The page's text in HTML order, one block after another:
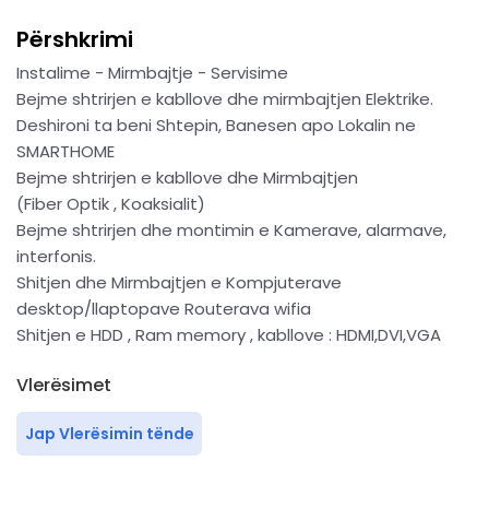
Përshkrimi
Instalime - Mirmbajtje - Servisime
Bejme shtrirjen e kabllove dhe mirmbajtjen Elektrike.
Deshironi ta beni Shtepin, Banesen apo Lokalin ne
SMARTHOME
Bejme shtrirjen e kabllove dhe Mirmbajtjen
(Fiber Optik , Koaksialit)
Bejme shtrirjen dhe montimin e Kamerave, alarmave,
interfonis.
Shitjen dhe Mirmbajtjen e Kompjuterave
desktop/llaptopave Routerava wifia
Shitjen e HDD , Ram memory , kabllove : HDMI,DVI,VGA
Vlerësimet
Jap Vlerësimin tënde